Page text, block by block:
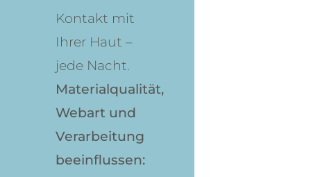
Kontakt mit
Ihrer Haut –
jede Nacht.
Materialqualität,
Webart und
Verarbeitung
beeinflussen: